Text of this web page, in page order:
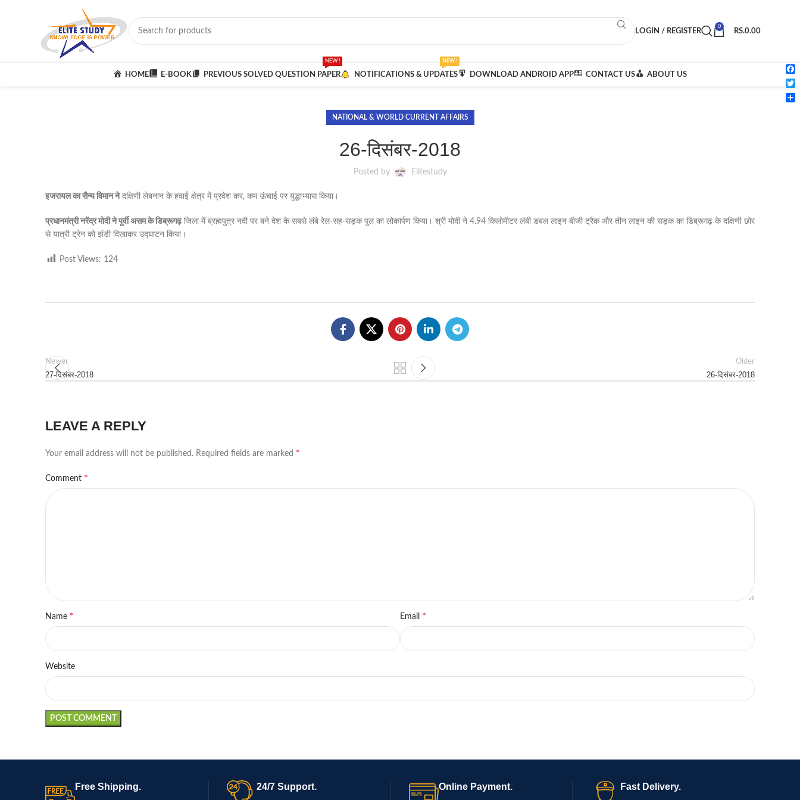
LOGIN / REGISTER
0
RS.0.00
HOME E-BOOK PREVIOUS SOLVED QUESTION PAPER
NEW !
NOTIFICATIONS & UPDATES
NEW !
DOWNLOAD ANDROID APP CONTACT US ABOUT US
NATIONAL & WORLD CURRENT AFFAIRS
26-दिसंबर-2018
Posted by Elitestudy
इजरायल का सैन्य विमान नेदक्षिणी लेबनान के हवाई क्षेत्र में प्रवेश कर, कम ऊंचाई पर युद्धाभ्यास किया।
प्रधानमंत्री नरेंद्र मोदी ने पूर्वी असम के डिब्रूगढ़जिला में ब्रह्मपुत्र नदी पर बने देश के सबसे लंबे रेल-सह-सड़क पुल का लोकार्पण किया। श्री मोदी ने 4.94 किलोमीटर लंबी डबल लाइन बीजी ट्रैक और तीन लाइन की सड़क का डिब्रूगढ़ के दक्षिणी छोर
से यात्री ट्रेन को झंडी दिखाकर उद्घाटन किया।
Post Views: 124
Newer
27-दिसंबर-2018
Older
26-दिसंबर-2018
LEAVE A REPLY
Your email address will not be published. Required fields are marked *
Comment *
Name * Email *
Website
Free Shipping. 24/7 Support. Online Payment. Fast Delivery.